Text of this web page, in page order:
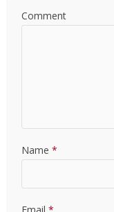
Comment
Name *